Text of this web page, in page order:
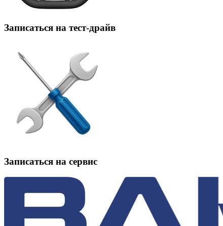
Записаться на тест-драйв
Записаться на сервис